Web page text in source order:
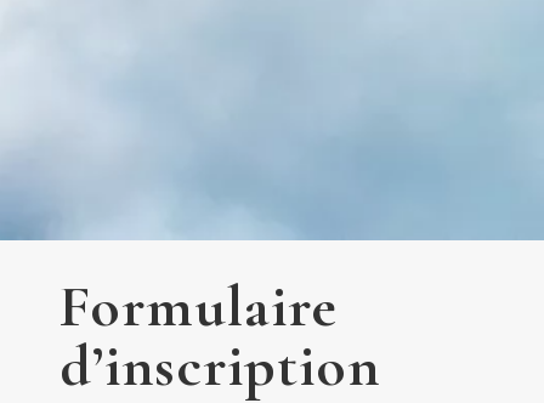
Formulaire
d’inscription